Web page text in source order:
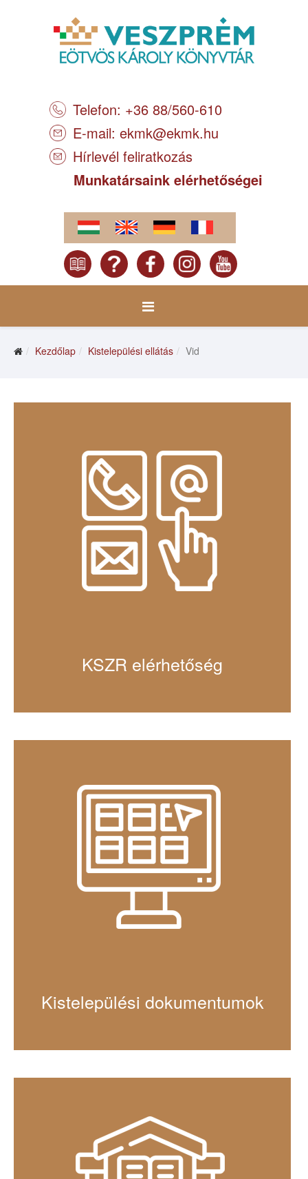
Telefon: +36 88/560-610
E-mail: ekmk@ekmk.hu
Hírlevél feliratkozás
Munkatársaink elérhetőségei
Kezdőlap Kistelepülési ellátás Vid
KSZR elérhetőség
Kistelepülési dokumentumok